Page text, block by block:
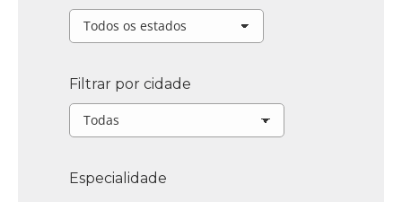
Filtrar por cidade
Especialidade